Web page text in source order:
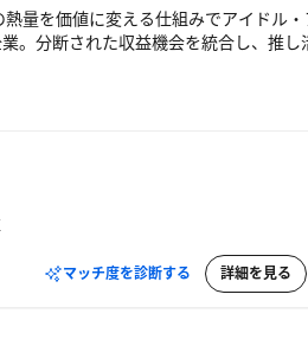
量を価値に変える仕組みでアイドル・
。分断された収益機会を統合し、推し
マッチ度を診断する 詳細を見る